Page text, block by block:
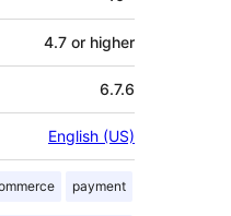
4.7 or higher
6.7.6
English (US)
payment